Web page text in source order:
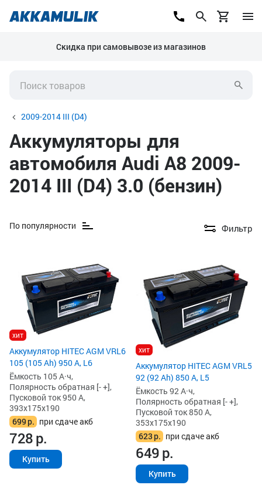
Скидка при самовывозе из магазинов
2009-2014 III (D4)
Аккумуляторы для
автомобиля Audi A8 2009-
2014 III (D4) 3.0 (бензин)
По популярности Фильтр
хит
Аккумулятор HITEC AGM VRL6
105 (105 Ah) 950 А, L6
Ёмкость 105 А·ч,
Полярность обратная [- +],
Пусковой ток 950 А,
393x175x190
699р. при сдаче акб
728р.
Купить
хит
Аккумулятор HITEC AGM VRL5
92 (92 Ah) 850 А, L5
Ёмкость 92 А·ч,
Полярность обратная [- +],
Пусковой ток 850 А,
353x175x190
623р. при сдаче акб
649р.
Купить